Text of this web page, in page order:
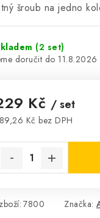
šroub na jedno
(2 set)
11.8.2026
Kč / set
Kč bez DPH
7800 Značka: